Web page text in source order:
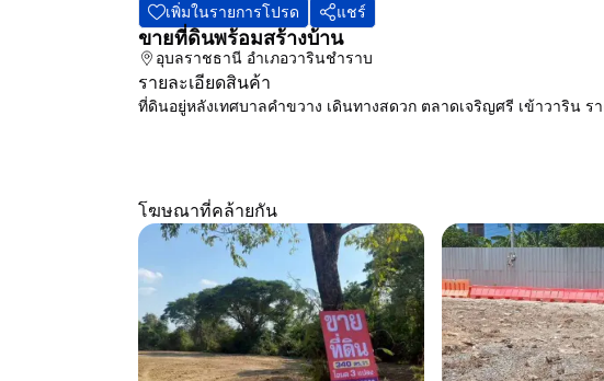
เพิ่มในรายการโปรด แชร์
ขายที่ดินพร้อมสร้างบ้าน
อุบลราชธานี อำเภอวารินชำราบ
รายละเอียดสินค้า
ที่ดินอยู่หลังเทศบาลคำขวาง เดินทางสดวก ตลาดเจริญศรี เข้าวาริน ร
โฆษณาที่คล้ายกัน